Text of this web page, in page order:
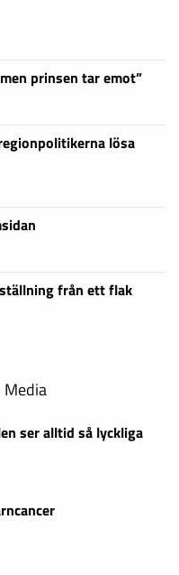
prinsen tar emot”
lösa
från ett flak
Media
ser alltid så lyckliga